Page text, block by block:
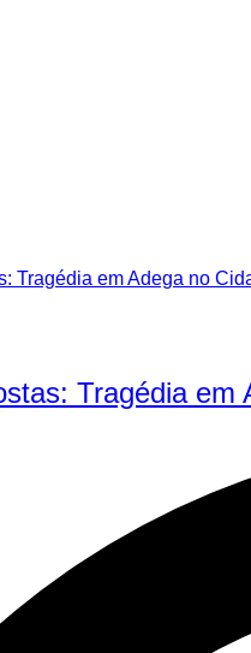
Tragédia